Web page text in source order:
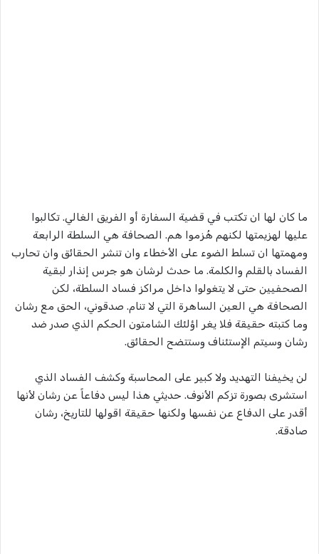
ما كان لها ان تكتب في قضية السفارة أو الفريق الغالي. تكالبوا
عليها لهزيمتها لكنهم هُزموا هم. الصحافة هي السلطة الرابعة
ومهمتها ان تسلط الضوء على الأخطاء وان تنشر الحقائق وان تحارب
الفساد بالقلم والكلمة. ما حدث لرشان هو جرس إنذار لبقية
الصحفيين حتى لا يتغولوا داخل مراكز فساد السلطة، لكن
الصحافة هي العين الساهرة التي لا تنام. صدقوني، الحق مع رشان
وما كتبته حقيقة فلا يغر اؤلئك الشامتون الحكم الذي صدر ضد
رشان وسيتم الإستئناف وستتضح الحقائق.
لن يخيفنا التهديد ولا كبير على المحاسبة وكشف الفساد الذي
استشرى بصورة تزكم الأنوف. حديثي هذا ليس دفاعاً عن رشان لأنها
أقدر على الدفاع عن نفسها ولكنها حقيقة اقولها للتاريخ، رشان
صادقة.